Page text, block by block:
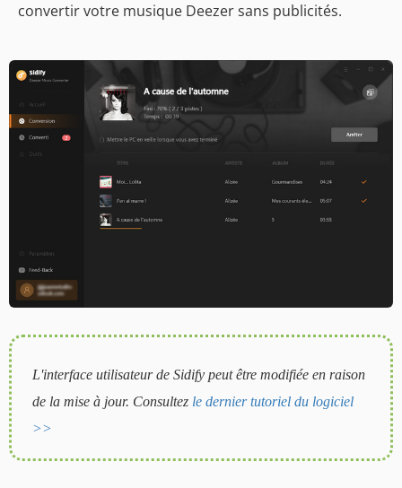
convertir votre musique Deezer sans publicités.
L'interface utilisateur de Sidify peut être modifiée en raison
de la mise à jour. Consultez le dernier tutoriel du logiciel
>>